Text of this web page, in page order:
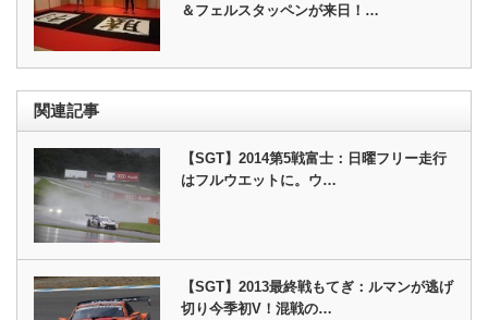
＆フェルスタッペンが来日！…
関連記事
【SGT】2014第5戦富士：日曜フリー走行
はフルウエットに。ウ…
【SGT】2013最終戦もてぎ：ルマンが逃げ
切り今季初V！混戦の…